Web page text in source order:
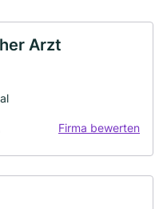
Arzt
Firma bewerten